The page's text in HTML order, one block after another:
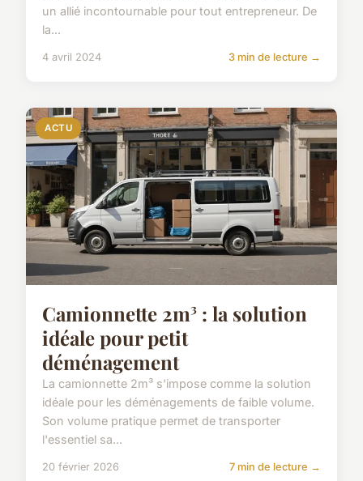
un allié incontournable pour tout entrepreneur. De
la...
4 avril 2024 3 min de lecture →
ACTU
Camionnette 2m³ : la solution
idéale pour petit
déménagement
La camionnette 2m³ s'impose comme la solution
idéale pour les déménagements de faible volume.
Son volume pratique permet de transporter
l'essentiel sa...
20 février 2026 7 min de lecture →